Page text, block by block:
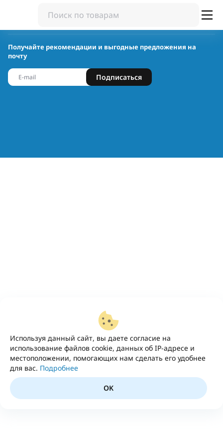
Используя данный сайт, вы даете согласие на
использование файлов cookie, данных об IP-адресе и
местоположении, помогающих нам сделать его удобнее
для вас. Подробнее
OK
Получайте рекомендации и выгодные предложения на
почту
Подписаться